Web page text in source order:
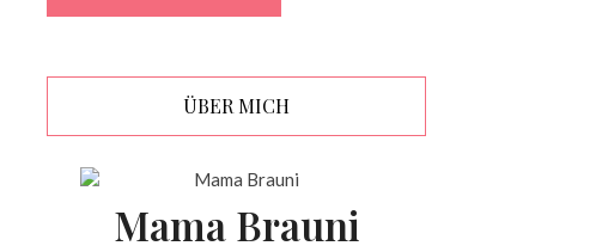
ÜBER MICH
Mama Brauni